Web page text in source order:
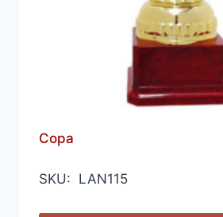
Copa
SKU: LAN115